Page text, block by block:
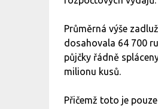
Průměrná výše
dosahovala 64 700
půjčky řádně
milionu kusů.
Přičemž toto je